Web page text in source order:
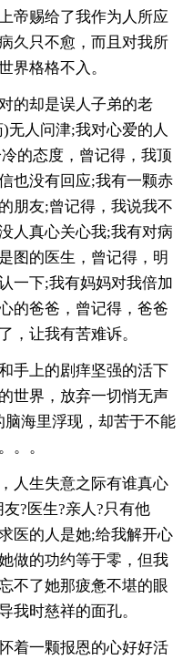
帝赐给了我作为人所应
久只不愈，而且对我所
界格格不入。
的却是误人子弟的老
无人问津;我对心爱的人
的态度，曾记得，我顶
也没有回应;我有一颗赤
朋友;曾记得，我说我不
人真心关心我;我有对病
图的医生，曾记得，明
一下;我有妈妈对我倍加
的爸爸，曾记得，爸爸
，让我有苦难诉。
手上的剧痒坚强的活下
世界，放弃一切悄无声
海里浮现，却苦于不能
。。
人生失意之际有谁真心
?医生?亲人?只有他
医的人是她;给我解开心
做的功约等于零，但我
不了她那疲惫不堪的眼
我时慈祥的面孔。
着一颗报恩的心好好活